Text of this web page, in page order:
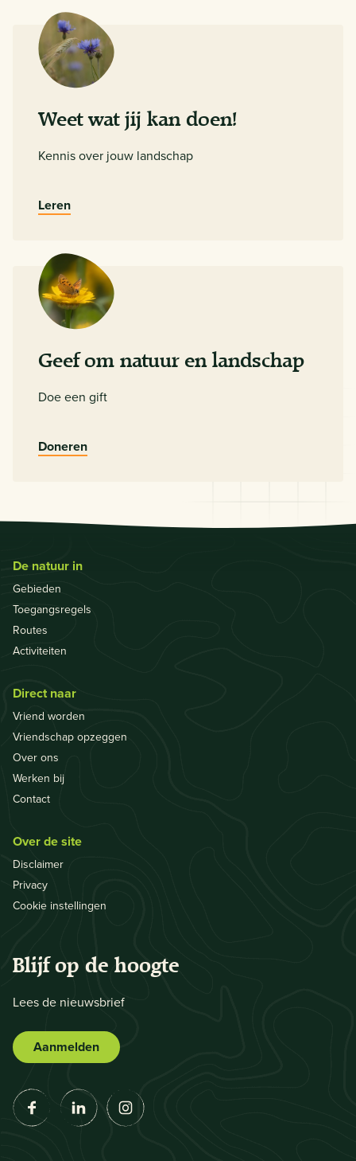
Weet wat jij kan doen!
Kennis over jouw landschap
Leren
Geef om natuur en landschap
Doe een gift
Doneren
De natuur in
Gebieden
Toegangsregels
Routes
Activiteiten
Direct naar
Vriend worden
Vriendschap opzeggen
Over ons
Werken bij
Contact
Over de site
Disclaimer
Privacy
Cookie instellingen
Blijf op de hoogte
Lees de nieuwsbrief
Aanmelden